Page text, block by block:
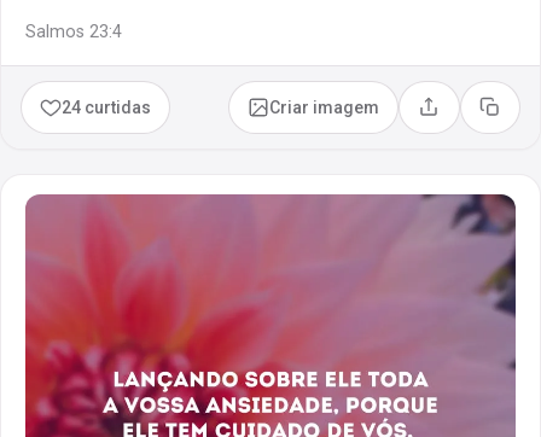
Salmos 23:4
24 curtidas Criar imagem Compartilhar
Copiar